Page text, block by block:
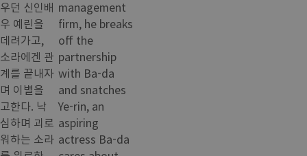
우던 신인배
우 예린을
데려가고,
소라에겐 관
계를 끝내자
며 이별을
고한다. 낙
심하며 괴로
워하는 소라
management
firm, he breaks
off the
partnership
with Ba-da
and snatches
Ye-rin, an
aspiring
actress Ba-da